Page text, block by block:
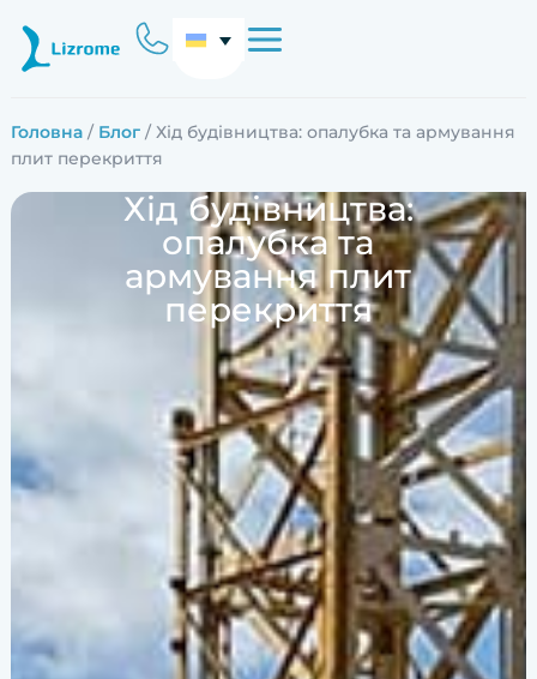
Головна/ Блог/ Хід будівництва: опалубка та армування
плит перекриття
Хід будівництва:
опалубка та
армування плит
перекриття